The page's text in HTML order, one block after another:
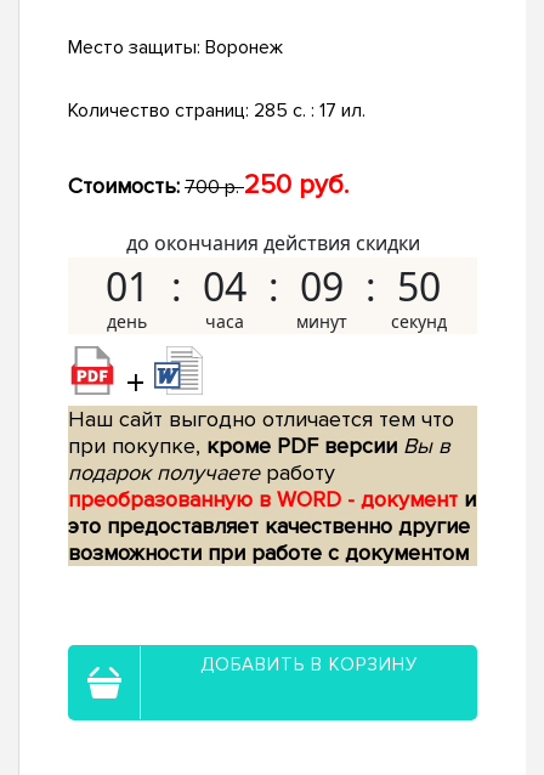
Место защиты: Воронеж
Количество страниц: 285 с. : 17 ил.
Стоимость: 700 р.250 руб.
до окончания действия скидки
01 04 09 49
+
Наш сайт выгодно отличается тем что
при покупке, кроме PDF версии Вы в
подарок получаетеработу
преобразованную в WORD - документ и
это предоставляет качественно другие
возможности при работе с документом
ДОБАВИТЬ В КОРЗИНУ